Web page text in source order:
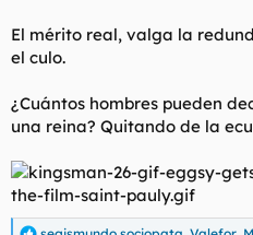
El mérito real, valga la
el culo.
¿Cuántos hombres pueden
una reina? Quitando de la